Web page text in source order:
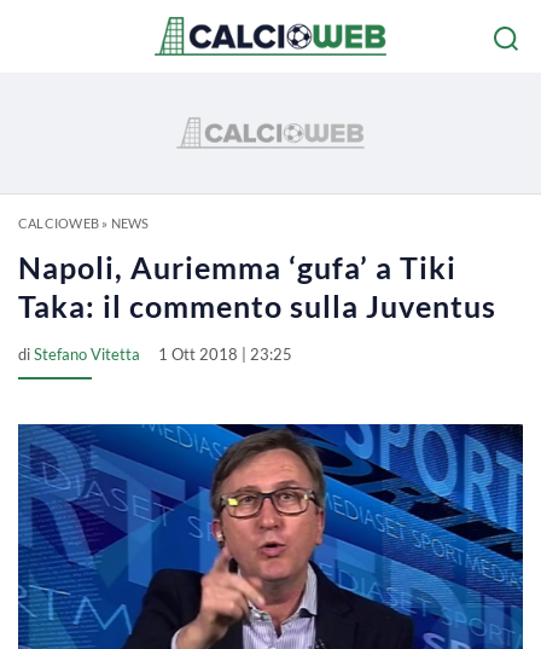
CALCIOWEB» NEWS
Napoli, Auriemma ‘gufa’ a Tiki
Taka: il commento sulla Juventus
diStefano Vitetta 1 Ott 2018 | 23:25